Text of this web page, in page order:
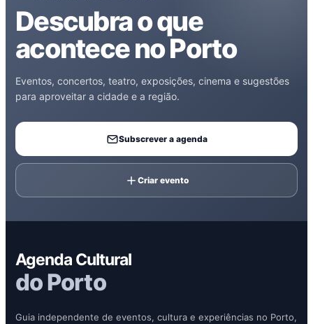
Descubra o que
acontece no Porto
Eventos, concertos, teatro, exposições, cinema e sugestões
para aproveitar a cidade e a região.
Subscrever a agenda
Criar evento
Agenda Cultural
do Porto
Guia independente de eventos, cultura e experiências no Porto,